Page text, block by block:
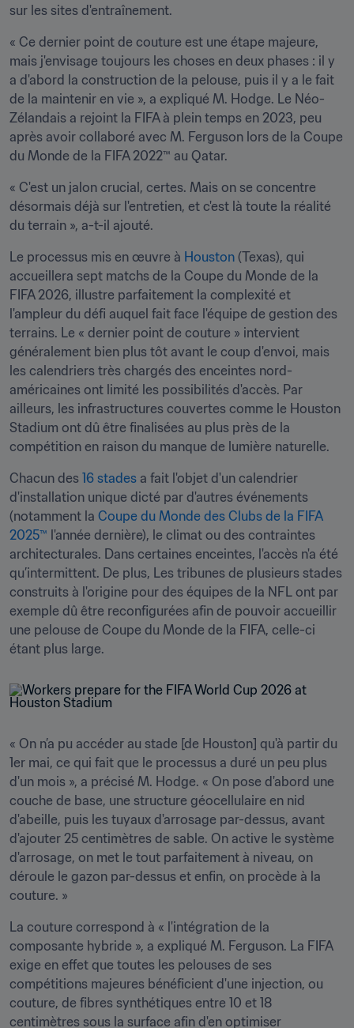
sur les sites d'entraînement.
« Ce dernier point de couture est une étape majeure,
mais j'envisage toujours les choses en deux phases : il y
a d'abord la construction de la pelouse, puis il y a le fait
de la maintenir en vie », a expliqué M. Hodge. Le Néo-
Zélandais a rejoint la FIFA à plein temps en 2023, peu
après avoir collaboré avec M. Ferguson lors de la Coupe
du Monde de la FIFA 2022™ au Qatar.
« C'est un jalon crucial, certes. Mais on se concentre
désormais déjà sur l'entretien, et c'est là toute la réalité
du terrain », a-t-il ajouté.
Le processus mis en œuvre à Houston (Texas), qui
accueillera sept matchs de la Coupe du Monde de la
FIFA 2026, illustre parfaitement la complexité et
l'ampleur du défi auquel fait face l'équipe de gestion des
terrains. Le « dernier point de couture » intervient
généralement bien plus tôt avant le coup d'envoi, mais
les calendriers très chargés des enceintes nord-
américaines ont limité les possibilités d'accès. Par
ailleurs, les infrastructures couvertes comme le Houston
Stadium ont dû être finalisées au plus près de la
compétition en raison du manque de lumière naturelle.
Chacun des 16 stades a fait l'objet d'un calendrier
d'installation unique dicté par d'autres événements
(notamment la Coupe du Monde des Clubs de la FIFA
2025™ l'année dernière), le climat ou des contraintes
architecturales. Dans certaines enceintes, l'accès n'a été
qu’intermittent. De plus, Les tribunes de plusieurs stades
construits à l'origine pour des équipes de la NFL ont par
exemple dû être reconfigurées afin de pouvoir accueillir
une pelouse de Coupe du Monde de la FIFA, celle-ci
étant plus large.
« On n’a pu accéder au stade [de Houston] qu'à partir du
1er mai, ce qui fait que le processus a duré un peu plus
d'un mois », a précisé M. Hodge. « On pose d'abord une
couche de base, une structure géocellulaire en nid
d'abeille, puis les tuyaux d'arrosage par-dessus, avant
d'ajouter 25 centimètres de sable. On active le système
d'arrosage, on met le tout parfaitement à niveau, on
déroule le gazon par-dessus et enfin, on procède à la
couture. »
La couture correspond à « l'intégration de la
composante hybride », a expliqué M. Ferguson. La FIFA
exige en effet que toutes les pelouses de ses
compétitions majeures bénéficient d'une injection, ou
couture, de fibres synthétiques entre 10 et 18
centimètres sous la surface afin d'en optimiser